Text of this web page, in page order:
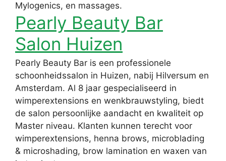
Mylogenics, en massages.
Pearly Beauty Bar
Salon Huizen
Pearly Beauty Bar is een professionele
schoonheidssalon in Huizen, nabij Hilversum en
Amsterdam. Al 8 jaar gespecialiseerd in
wimperextensions en wenkbrauwstyling, biedt
de salon persoonlijke aandacht en kwaliteit op
Master niveau. Klanten kunnen terecht voor
wimperextensions, henna brows, microblading
& microshading, brow lamination en waxen van